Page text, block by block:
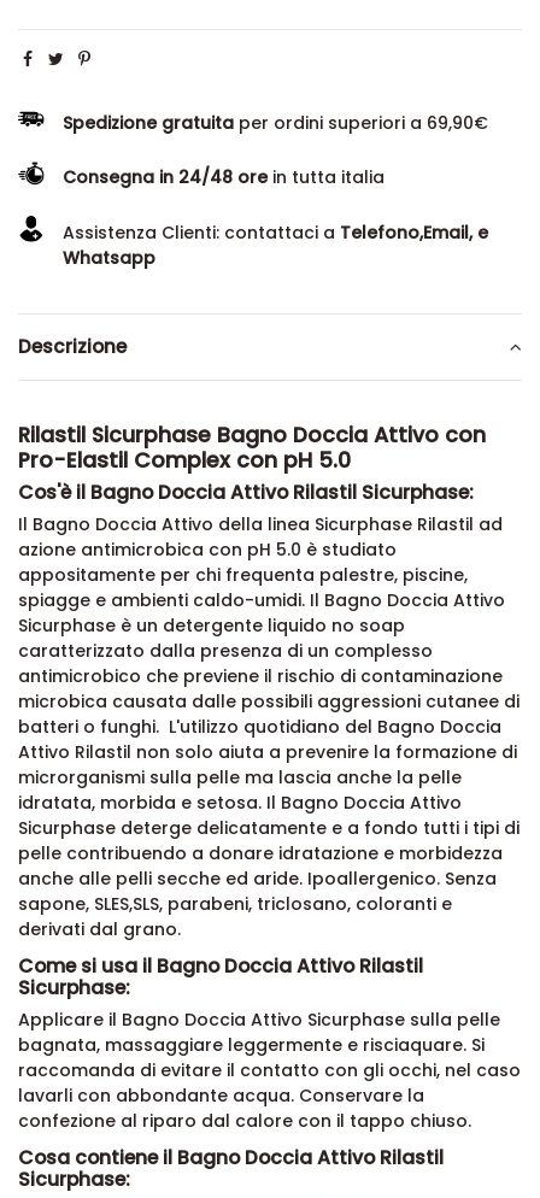
Spedizione gratuita per ordini superiori a 69,90€
Consegna in 24/48 orein tutta italia
Assistenza Clienti: contattaci a Telefono,Email, e
Whatsapp
Descrizione
Rilastil Sicurphase Bagno Doccia Attivo con
Pro-Elastil Complex con pH 5.0
Cos'è il Bagno Doccia Attivo Rilastil Sicurphase:
Il Bagno Doccia Attivo della linea Sicurphase Rilastil ad
azione antimicrobica con pH 5.0 è studiato
appositamente per chi frequenta palestre, piscine,
spiagge e ambienti caldo-umidi. Il Bagno Doccia Attivo
Sicurphase è un detergente liquido no soap
caratterizzato dalla presenza di un complesso
antimicrobico che previene il rischio di contaminazione
microbica causata dalle possibili aggressioni cutanee di
batteri o funghi. L'utilizzo quotidiano del Bagno Doccia
Attivo Rilastil non solo aiuta a prevenire la formazione di
microrganismi sulla pelle ma lascia anche la pelle
idratata, morbida e setosa. Il Bagno Doccia Attivo
Sicurphase deterge delicatamente e a fondo tutti i tipi di
pelle contribuendo a donare idratazione e morbidezza
anche alle pelli secche ed aride. Ipoallergenico. Senza
sapone, SLES,SLS, parabeni, triclosano, coloranti e
derivati dal grano.
Come si usa il Bagno Doccia Attivo Rilastil
Sicurphase:
Applicare il Bagno Doccia Attivo Sicurphase sulla pelle
bagnata, massaggiare leggermente e risciaquare. Si
raccomanda di evitare il contatto con gli occhi, nel caso
lavarli con abbondante acqua. Conservare la
confezione al riparo dal calore con il tappo chiuso.
Cosa contiene il Bagno Doccia Attivo Rilastil
Sicurphase: